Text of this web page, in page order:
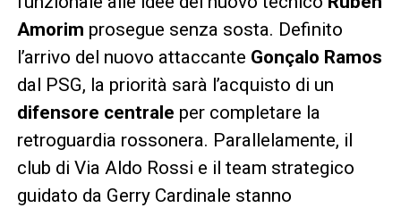
Amorim prosegue senza sosta. Definito
l’arrivo del nuovo attaccante Gonçalo Ramos
dal PSG, la priorità sarà l’acquisto di un
difensore centrale per completare la
retroguardia rossonera. Parallelamente, il
club di Via Aldo Rossi e il team strategico
guidato da Gerry Cardinale stanno